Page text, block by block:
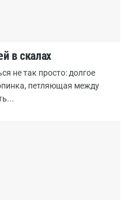
в скалах
не так просто: долгое
петляющая между